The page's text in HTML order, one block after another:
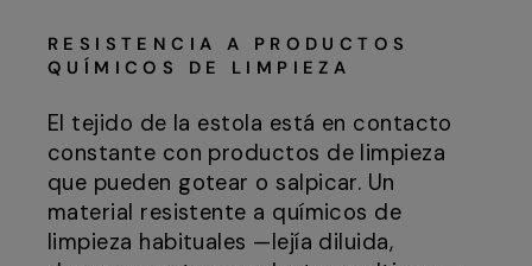
RESISTENCIA A PRODUCTOS
QUÍMICOS DE LIMPIEZA
El tejido de la estola está en contacto
constante con productos de limpieza
que pueden gotear o salpicar. Un
material resistente a químicos de
limpieza habituales —lejía diluida,